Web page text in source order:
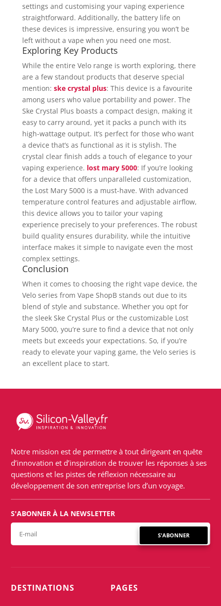
settings and customising your vaping experience
straightforward. Additionally, the battery life on
these devices is impressive, ensuring you won’t be
left without a vape when you need one most.
Exploring Key Products
While the entire Velo range is worth exploring, there
are a few standout products that deserve special
mention: ske crystal plus: This device is a favourite
among users who value portability and power. The
Ske Crystal Plus boasts a compact design, making it
easy to carry around, yet it packs a punch with its
high-wattage output. It’s perfect for those who want
a device that’s as functional as it is stylish. The
crystal clear finish adds a touch of elegance to your
vaping experience. lost mary 5000: If you’re looking
for a device that offers unparalleled customization,
the Lost Mary 5000 is a must-have. With advanced
temperature control features and adjustable airflow,
this device allows you to tailor your vaping
experience precisely to your preferences. The robust
build quality ensures durability, while the intuitive
interface makes it simple to navigate even the most
complex settings.
Conclusion
When it comes to choosing the right vape device, the
Velo series from Vape ShopB stands out due to its
blend of style and substance. Whether you opt for
the sleek Ske Crystal Plus or the customizable Lost
Mary 5000, you’re sure to find a device that not only
meets but exceeds your expectations. So, if you’re
ready to elevate your vaping game, the Velo series is
an excellent place to start.
Notre mission est de permettre à tout dirigeant en quête
d’innovation et d’inspiration de trouver les réponses à ses
questions et les pistes de réflexion nécessaire au
développement de son entreprise lors d’un voyage.
S'ABONNER À LA NEWSLETTER
S'ABONNER
DESTINATIONS PAGES